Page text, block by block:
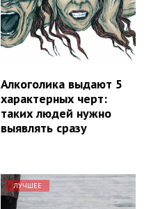
Алкоголика выдают 5
характерных черт:
таких людей нужно
выявлять сразу
ЛУЧШЕЕ